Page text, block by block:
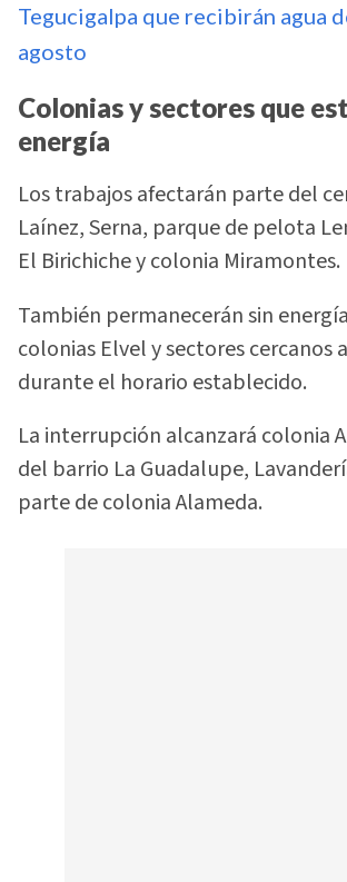
Tegucigalpa que recibirán agua
agosto
Colonias y sectores que
energía
Los trabajos afectarán parte del
Laínez, Serna, parque de pelota
El Birichiche y colonia Miramontes.
También permanecerán sin
colonias Elvel y sectores cercanos
durante el horario establecido.
La interrupción alcanzará colonia
del barrio La Guadalupe,
parte de colonia Alameda.